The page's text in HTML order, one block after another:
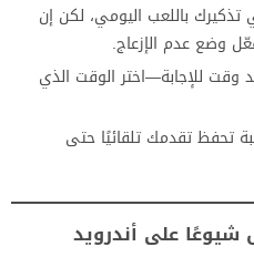
باللعب اليومي، لكن إن
وضع عدم الإزعاج.
وقت للإجابة—اختر الوقت الذي
تحفظ تقدمك تلقائيًا حتى
شيوعًا على أندرويد